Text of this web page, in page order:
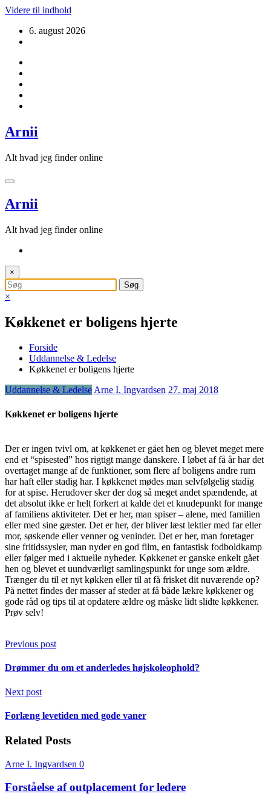
Videre til indhold
6. august 2026
Arnii
Alt hvad jeg finder online
Arnii
Alt hvad jeg finder online
×
×
Køkkenet er boligens hjerte
Forside
Uddannelse & Ledelse
Køkkenet er boligens hjerte
Uddannelse & LedelseArne I. Ingvardsen 27. maj 2018
Køkkenet er boligens hjerte
Der er ingen tvivl om, at køkkenet er gået hen og blevet meget mere
end et “spisested” hos rigtigt mange danskere. I løbet af få år har det
overtaget mange af de funktioner, som flere af boligens andre rum
har haft eller stadig har. I køkkenet mødes man selvfølgelig stadig
for at spise. Herudover sker der dog så meget andet spændende, at
det absolut ikke er helt forkert at kalde det et knudepunkt for mange
af familiens aktiviteter. Det er her, man spiser – alene, med familien
eller med sine gæster. Det er her, der bliver læst lektier med far eller
mor, søskende eller venner og veninder. Det er her, man foretager
sine fritidssysler, man nyder en god film, en fantastisk fodboldkamp
eller følger med i aktuelle nyheder. Køkkenet er ganske enkelt gået
hen og blevet et uundværligt samlingspunkt for unge som ældre.
Trænger du til et nyt køkken eller til at få frisket dit nuværende op?
På nettet findes der masser af steder at få både lækre køkkener og
gode råd og tips til at opdatere ældre og måske lidt slidte køkkener.
Prøv selv!
Previous post
Drømmer du om et anderledes højskoleophold?
Next post
Forlæng levetiden med gode vaner
Related Posts
Arne I. Ingvardsen 0
Forståelse af outplacement for ledere